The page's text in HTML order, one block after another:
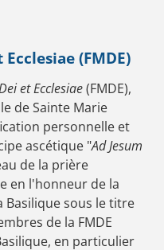
(FMDE)
et Ecclesiae(FMDE),
de Sainte Marie
personnelle et
ascétique "Ad Jesum
de la prière
en l'honneur de la
Basilique sous le titre
de la FMDE
en particulier